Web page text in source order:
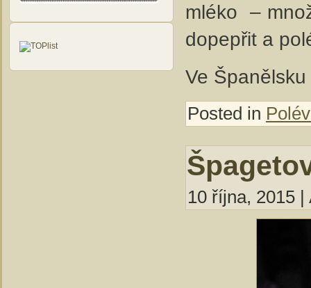
mléko –
dopepřit a
Ve
Posted in
10 října, 2015